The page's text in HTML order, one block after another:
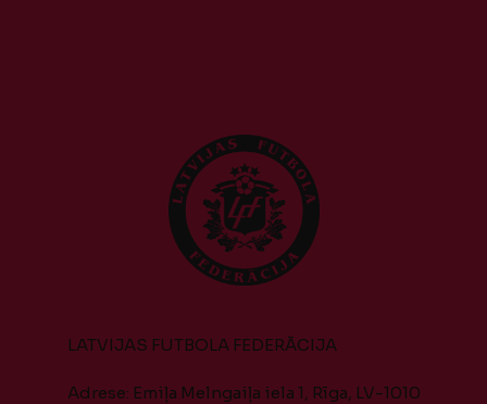
LATVIJAS FUTBOLA FEDERĀCIJA
Adrese: Emiļa Melngaiļa iela 1, Rīga, LV-1010